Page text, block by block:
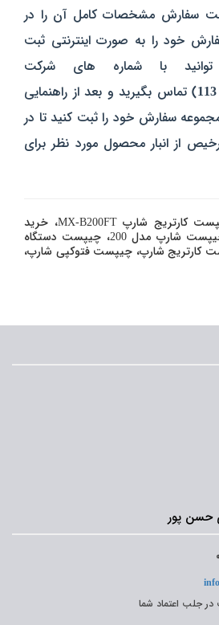
سفارش مشخصات کامل آن را در
خود را به صورت اینترنتی ثبت
با شماره های شرکت
113) تماس بگیرید و بعد از راهنمایی
سفارش خود را ثبت کنید تا در
از انبار محصول مورد نظر برای
چیپست شارپ 200، چیپست کارتریج شارپ MX-B200FT، خرید
چیپست شارپ، قیمت چیپست شارپ مدل 200، چیپست دستگاه
کارتریج شارپ، چیپست فتوکپی شارپ،
حسن پور